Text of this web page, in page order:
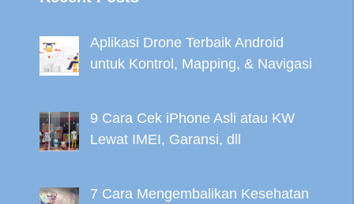
Aplikasi Drone Terbaik Android
untuk Kontrol, Mapping, & Navigasi
9 Cara Cek iPhone Asli atau KW
Lewat IMEI, Garansi, dll
7 Cara Mengembalikan Kesehatan